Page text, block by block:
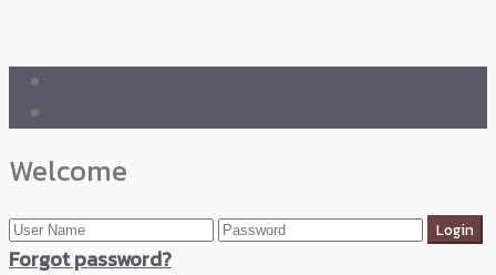
Welcome
Forgot password?